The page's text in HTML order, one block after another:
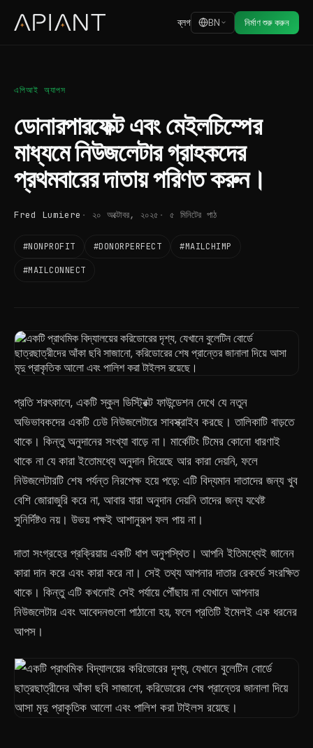
ব্লগ BN নির্মাণ শুরু করুন
এপিআই অ্যাপস
ডোনারপারফেক্ট এবং মেইলচিম্পের
মাধ্যমে নিউজলেটার গ্রাহকদের
প্রথমবারের দাতায় পরিণত করুন।
Fred Lumiere ২০ অক্টোবর, ২০২৫ ৫ মিনিটের পাঠ
#NONPROFIT #DONORPERFECT #MAILCHIMP
#MAILCONNECT
প্রতি শরৎকালে, একটি স্কুল ডিস্ট্রিক্ট ফাউন্ডেশন দেখে যে নতুন
অভিভাবকদের একটি ঢেউ নিউজলেটারে সাবস্ক্রাইব করছে। তালিকাটি বাড়তে
থাকে। কিন্তু অনুদানের সংখ্যা বাড়ে না। মার্কেটিং টিমের কোনো ধারণাই
থাকে না যে কারা ইতোমধ্যে অনুদান দিয়েছে আর কারা দেয়নি, ফলে
নিউজলেটারটি শেষ পর্যন্ত নিরপেক্ষ হয়ে পড়ে: এটি বিদ্যমান দাতাদের জন্য খুব
বেশি জোরাজুরি করে না, আবার যারা অনুদান দেয়নি তাদের জন্য যথেষ্ট
সুনির্দিষ্টও নয়। উভয় পক্ষই আশানুরূপ ফল পায় না।
দাতা সংগ্রহের প্রক্রিয়ায় একটি ধাপ অনুপস্থিত। আপনি ইতিমধ্যেই জানেন
কারা দান করে এবং কারা করে না। সেই তথ্য আপনার দাতার রেকর্ডে সংরক্ষিত
থাকে। কিন্তু এটি কখনোই সেই পর্যায়ে পৌঁছায় না যেখানে আপনার
নিউজলেটার এবং আবেদনগুলো পাঠানো হয়, ফলে প্রতিটি ইমেলই এক ধরনের
আপস।